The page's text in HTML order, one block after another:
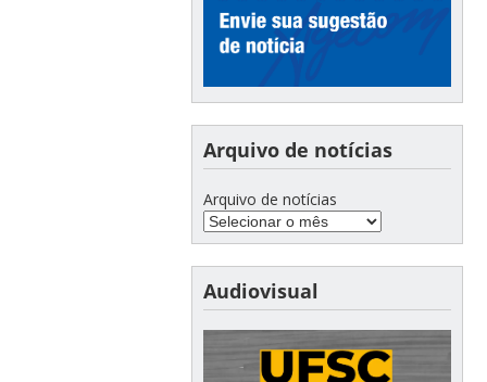
Arquivo de notícias
Arquivo de notícias
Audiovisual